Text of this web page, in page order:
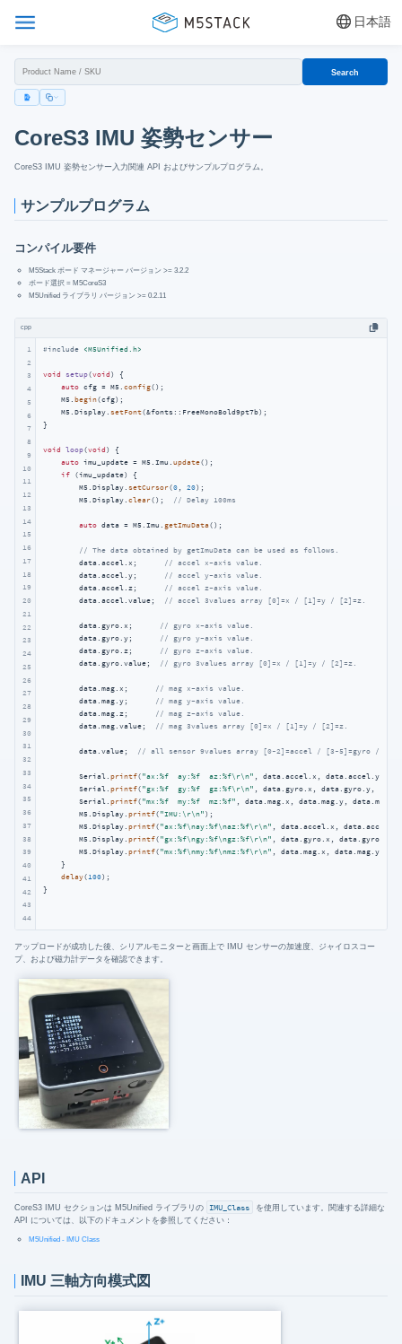
日本語
Search
CoreS3 IMU 姿勢センサー
CoreS3 IMU 姿勢センサー入力関連 API およびサンプルプログラム。
サンプルプログラム
コンパイル要件
M5Stack ボード マネージャー バージョン >= 3.2.2
ボード選択 = M5CoreS3
M5Unified ライブラリ バージョン >= 0.2.11
cpp
1
2
3
4
5
6
7
8
9
10
11
12
13
14
15
16
17
18
19
20
21
22
23
24
25
26
27
28
29
30
31
32
33
34
35
36
37
38
39
40
41
42
43
44
#include <M5Unified.h>
void setup(void )
{
auto cfg = M5. config();
    M5.
begin(cfg);
    M5.Display.
setFont(&fonts::FreeMonoBold9pt7b);
}
void loop(void )
{
auto imu_update = M5.Imu. update();
if (imu_update) {
        M5.Display.
setCursor(0, 20);
        M5.Display.
clear(); // Delay 100ms
auto data = M5.Imu. getImuData();
// The data obtained by getImuData can be used as follows.
        data.accel.x;
// accel x-axis value.
        data.accel.y;
// accel y-axis value.
        data.accel.z;
// accel z-axis value.
        data.accel.value;
// accel 3values array [0]=x / [1]=y / [2]=z.
        data.gyro.x;
// gyro x-axis value.
        data.gyro.y;
// gyro y-axis value.
        data.gyro.z;
// gyro z-axis value.
        data.gyro.value;
// gyro 3values array [0]=x / [1]=y / [2]=z.
        data.mag.x;
// mag x-axis value.
        data.mag.y;
// mag y-axis value.
        data.mag.z;
// mag z-axis value.
        data.mag.value;
// mag 3values array [0]=x / [1]=y / [2]=z.
        data.value;
// all sensor 9values array [0~2]=accel / [3~5]=gyro /
        Serial.
printf( "ax:%f  ay:%f  az:%f\r\n" , data.accel.x, data.accel.y,
        Serial.
printf( "gx:%f  gy:%f  gz:%f\r\n" , data.gyro.x, data.gyro.y,
        Serial.
printf( "mx:%f  my:%f  mz:%f" , data.mag.x, data.mag.y,
        M5.Display.
printf( "IMU:\r\n" );
        M5.Display.
printf( "ax:%f\nay:%f\naz:%f\r\n" , data.accel.x,
        M5.Display.
printf( "gx:%f\ngy:%f\ngz:%f\r\n" , data.gyro.x, data.gyro.y,
        M5.Display.
printf( "mx:%f\nmy:%f\nmz:%f\r\n" , data.mag.x, data.mag.y,
    }
delay( 100);
}
アップロードが成功した後、シリアルモニターと画面上で IMU センサーの加速度、ジャイロスコー
プ、および磁力計データを確認できます。
API
CoreS3 IMU セクションは M5Unified ライブラリの IMU_Class
を使用しています。関連する詳細な
API については、以下のドキュメントを参照してください：
M5Unified - IMU Class
IMU 三軸方向模式図